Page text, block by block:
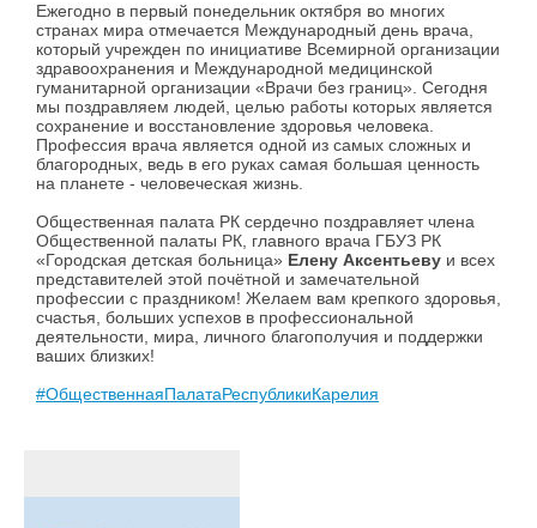
Ежегодно в первый понедельник октября во многих
странах мира отмечается Международный день врача,
который учрежден по инициативе Всемирной организации
здравоохранения и Международной медицинской
гуманитарной организации «Врачи без границ». Сегодня
мы поздравляем людей, целью работы которых является
сохранение и восстановление здоровья человека.
Профессия врача является одной из самых сложных и
благородных, ведь в его руках самая большая ценность
на планете - человеческая жизнь.
Общественная палата РК сердечно поздравляет члена
Общественной палаты РК, главного врача ГБУЗ РК
«Городская детская больница» Елену Аксентьеву и всех
представителей этой почётной и замечательной
профессии с праздником! Желаем вам крепкого здоровья,
счастья, больших успехов в профессиональной
деятельности, мира, личного благополучия и поддержки
ваших близких!
#ОбщественнаяПалатаРеспубликиКарелия